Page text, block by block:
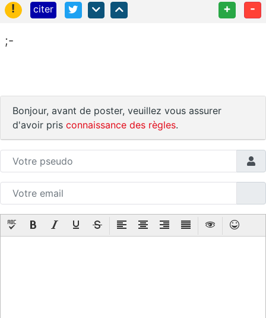
!
citer + -
;-
Bonjour, avant de poster, veuillez vous assurer
d'avoir pris connaissance des règles.